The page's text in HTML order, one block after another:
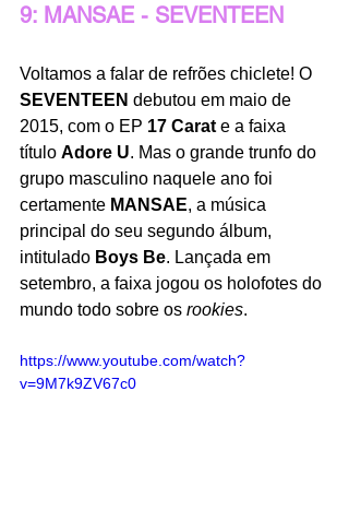
9: MANSAE - SEVENTEEN
Voltamos a falar de refrões chiclete! O
SEVENTEEN debutou em maio de
2015, com o EP 17 Carat e a faixa
título Adore U. Mas o grande trunfo do
grupo masculino naquele ano foi
certamente MANSAE, a música
principal do seu segundo álbum,
intitulado Boys Be. Lançada em
setembro, a faixa jogou os holofotes do
mundo todo sobre os rookies.
https://www.youtube.com/watch?
v=9M7k9ZV67c0